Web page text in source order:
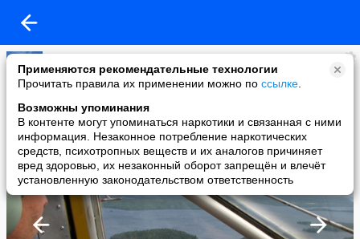
Применяются рекомендательные технологии
Прочитать правила их применении можно по ссылке
Возможны упоминания
В контенте могут упоминаться наркотики и связанная с ними
информация. Незаконное потребление наркотических
средств, психотропных веществ и их аналогов причиняет
вред здоровью, их незаконный оборот запрещён и влечёт
установленную законодательством ответственность
Клаш
added a photo
11 Dec в 00:56